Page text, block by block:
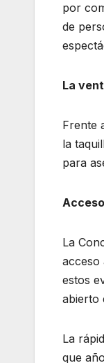
por
de
La
Frente
la
para
La
acceso
estos
abierto
La
que